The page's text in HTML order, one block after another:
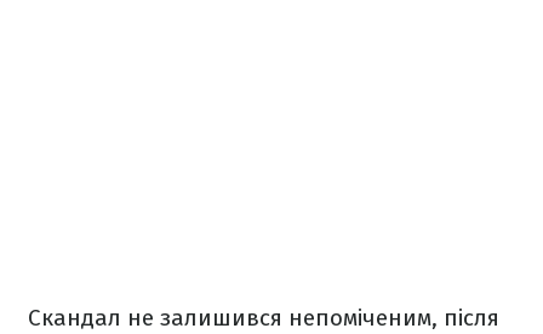
Скандал не залишився непоміченим, після